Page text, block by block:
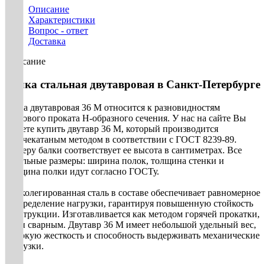
Описание
Характеристики
Вопрос - ответ
Доставка
Описание
Балка стальная двутавровая в Санкт-Петербурге
Балка двутавровая 36 М относится к разновидностям
сортового проката Н-образного сечения. У нас на сайте Вы
можете купить двутавр 36 М, который производится
горячекатаным методом в соответствии с ГОСТ 8239-89.
Номеру балки соответствует ее высота в сантиметрах. Все
остальные размеры: ширина полок, толщина стенки и
толщина полки идут согласно ГОСТу.
Низколегированная сталь в составе обеспечивает равномерное
распределение нагрузки, гарантируя повышенную стойкость
конструкции. Изготавливается как методом горячей прокатки,
так и сварным. Двутавр 36 М имеет небольшой удельный вес,
высокую жесткость и способность выдерживать механические
нагрузки.